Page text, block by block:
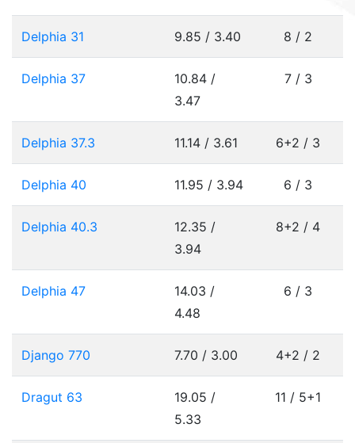
Delphia 31 9.85 / 3.40 8 / 2
Delphia 37
10.84 /
3.47
7 / 3
Delphia 37.3 11.14 / 3.61 6+2 / 3
Delphia 40 11.95 / 3.94 6 / 3
Delphia 40.3
12.35 /
3.94
8+2 / 4
Delphia 47
14.03 /
4.48
6 / 3
Django 770 7.70 / 3.00 4+2 / 2
Dragut 63
19.05 /
5.33
11 / 5+1